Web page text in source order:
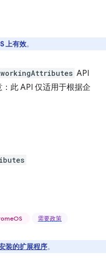
上有效。
API
此 API 仅适用于根据企
需要政策
装的扩展程序。